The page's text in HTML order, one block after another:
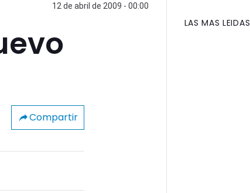
12 de abril de 2009 - 00:00
Compartir
LAS MAS LEIDAS